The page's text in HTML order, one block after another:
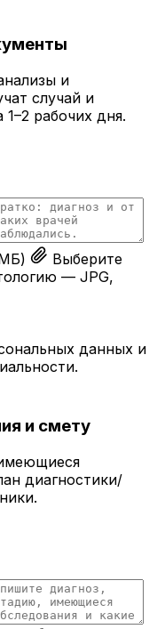
и
случай и
рабочих дня.
Выберите
— JPG,
данных и
.
и смету
диагностики/